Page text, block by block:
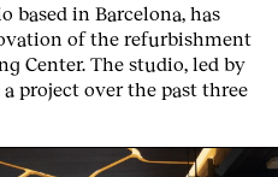
based in Barcelona, has
of the refurbishment
Center. The studio, led by
project over the past three